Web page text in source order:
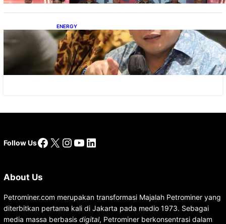
ENERGY
IESR: Kepemimpinan Terpadu jadi Kunci
Percepatan PLTS 100 GW
Follow UsFacebook
X Instagram
YouTube
LinkedIn
About Us
Petrominer.com merupakan transformasi Majalah Petrominer yang
diterbitkan pertama kali di Jakarta pada medio 1973. Sebagai
media massa berbasis digital, Petrominer berkonsentrasi dalam